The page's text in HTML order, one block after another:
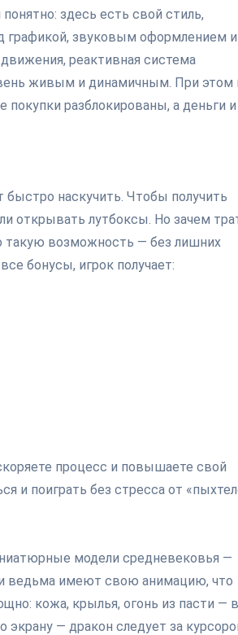
здесь есть свой стиль,
графикой, звуковым оформлением и
реактивная система
живым и динамичным. При этом
разблокированы, а деньги и
быстро наскучить. Чтобы получить
открывать лутбоксы. Но зачем
такую возможность — без лишних
бонусы, игрок получает:
процесс и повышаете свой
и поиграть без стресса от
модели средневековья —
ведьма имеют свою анимацию, что
кожа, крылья, огонь из пасти —
экрану — дракон следует за